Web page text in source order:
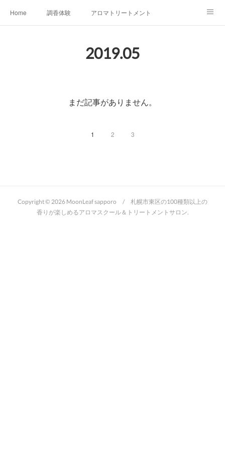
Home 調香体験 アロマトリートメントMenu
Profile FOR COMPANY
2019.05
まだ記事がありません。
1 2 3
Copyright © 2026 MoonLeaf sapporo / 札幌市東区の100種類以上の
香りが楽しめるアロマスクール＆トリートメントサロン.